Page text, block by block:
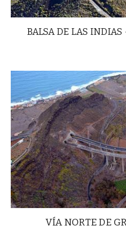
BALSA DE LAS
VÍA NORTE DE